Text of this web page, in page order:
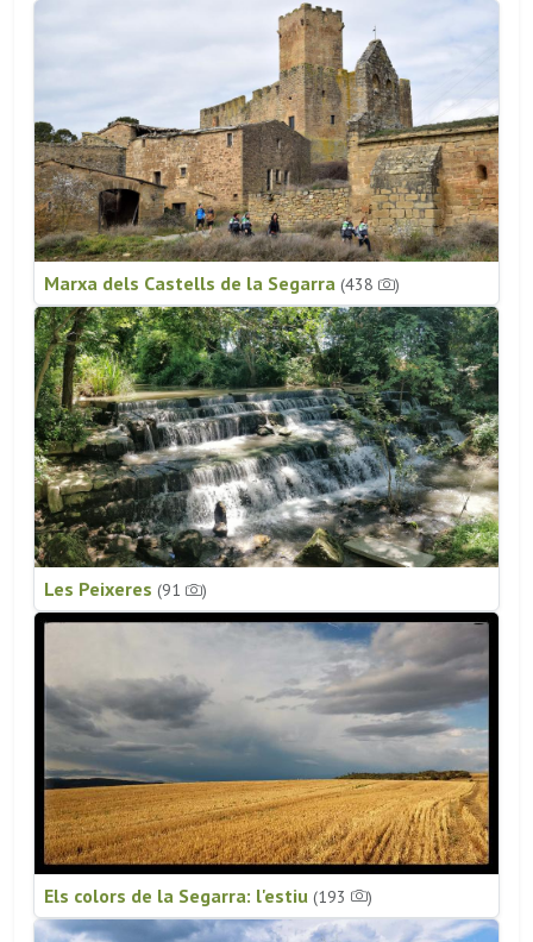
Marxa dels Castells de la Segarra (438 )
Les Peixeres (91 )
Els colors de la Segarra: l'estiu (193 )